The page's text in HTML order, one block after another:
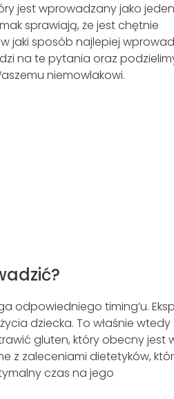
jest wprowadzany jako
sprawiają, że jest chętnie
jaki sposób najlepiej
na te pytania oraz
niemowlakowi.
odpowiedniego timing’u.
dziecka. To właśnie wtedy
gluten, który obecny jest
z zaleceniami dietetyków,
czas na jego